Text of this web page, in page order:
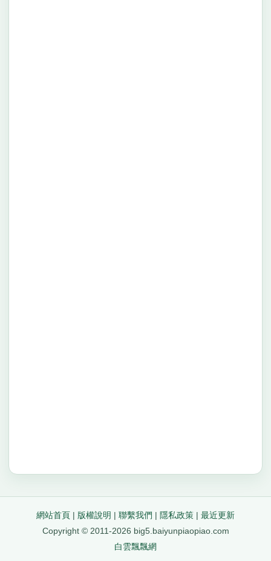
網站首頁 | 版權說明 | 聯繫我們 | 隱私政策 | 最近更新
Copyright © 2011-2026 big5.baiyunpiaopiao.com
白雲飄飄網